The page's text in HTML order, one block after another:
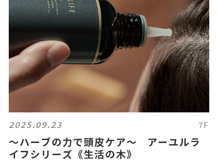
2025.09.23 7F
～ハーブの力で頭皮ケア～ アーユルラ
イフシリーズ《生活の木》